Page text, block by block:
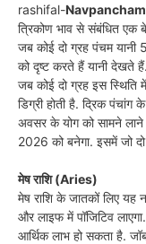
rashifal-
त्रिकोण भाव से संबंधित एक
जब कोई दो ग्रह पंचम यानी
को दृष्ट करते हैं यानी देखते
जब कोई दो ग्रह इस स्थिति
डिग्री होती है. द्रिक
अवसर के योग को सामने लाने
2026 को बनेगा. इसमें जो दो
मेष राशि (Aries)
मेष राशि के जातकों लिए यह
और लाइफ में पॉजिटिव
आर्थिक लाभ हो सकता है.